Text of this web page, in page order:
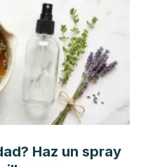
Haz un spray